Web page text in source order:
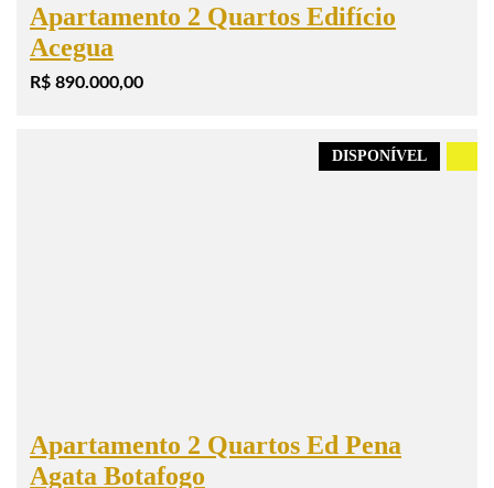
Apartamento 2 Quartos Edifício
Acegua
R$ 890.000,00
DISPONÍVEL
Apartamento 2 Quartos Ed Pena
Agata Botafogo